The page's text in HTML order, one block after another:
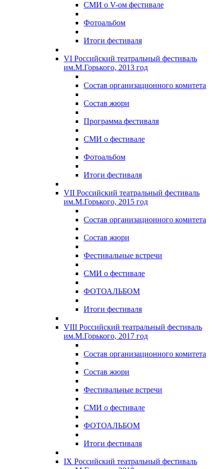
СМИ о V-ом фестивале
Фотоальбом
Итоги фестиваля
VI Российский театральный фестиваль
им.М.Горького, 2013 год
Состав организационного комитета
Состав жюри
Программа фестиваля
СМИ о фестивале
Фотоальбом
Итоги фестиваля
VII Российский театральный фестиваль
им.М.Горького, 2015 год
Состав организационного комитета
Состав жюри
Фестивальные встречи
СМИ о фестивале
ФОТОАЛЬБОМ
Итоги фестиваля
VIII Российский театральный фестиваль
им.М.Горького, 2017 год
Состав организационного комитета
Состав жюри
Фестивальные встречи
СМИ о фестивале
ФОТОАЛЬБОМ
Итоги фестиваля
IX Российский театральный фестиваль